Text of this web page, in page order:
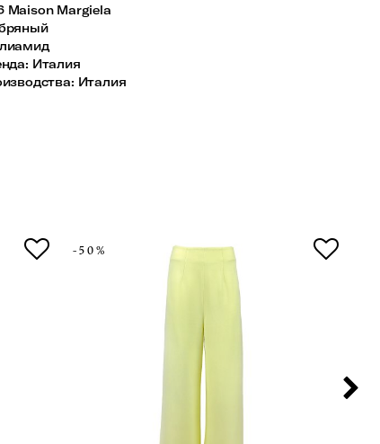
Maison Margiela
: Италия
: Италия
-50%